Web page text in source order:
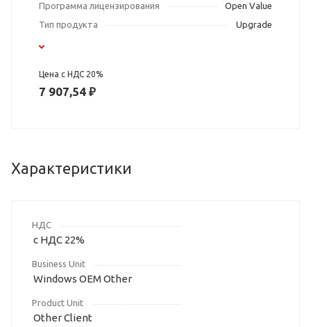
Программа лицензирования
Open Value
Тип продукта
Upgrade
Цена с НДС 20%
7 907,54 ₽
Характеристики
НДС
с НДС 22%
Business Unit
Windows OEM Other
Product Unit
Other Client